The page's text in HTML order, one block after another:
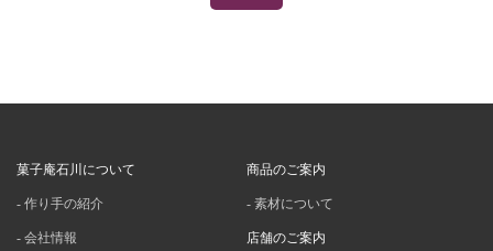
菓子庵石川について
作り手の紹介
会社情報
商品のご案内
素材について
店舗のご案内